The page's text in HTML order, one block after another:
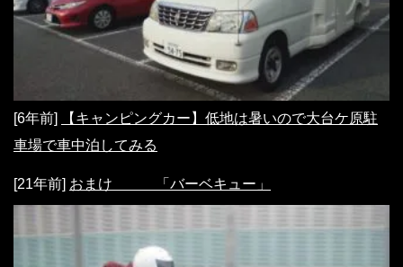
[6年前]
【キャンピングカー】低地は暑いので大台ケ原駐
車場で車中泊してみる
[21年前] おまけ 「バーベキュー」